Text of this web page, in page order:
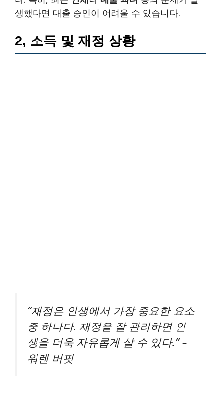
생했다면 대출 승인이 어려울 수 있습니다.
2, 소득 및 재정 상황
“재정은 인생에서 가장 중요한 요소
중 하나다. 재정을 잘 관리하면 인
생을 더욱 자유롭게 살 수 있다.” –
워렌 버핏